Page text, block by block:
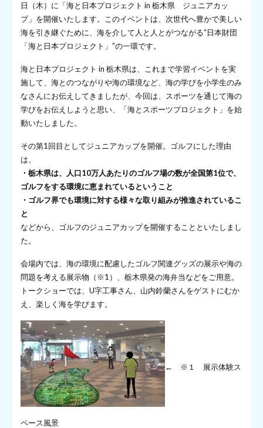
日（木）に「海と日本プロジェクト in 栃木県 ジュニアカッ
プ」を開催いたします。このイベントは、次世代へ豊かで美しい
海を引き継ぐために、海を介して人と人とがつながる“日本財団
「海と日本プロジェクト」”の一環です。
海と日本プロジェクト in 栃木県は、これまで学習イベントを実
施して、海とのつながりや海の環境など、海の学びを小学生のみ
なさんにお伝えしてきましたが、今回は、スポーツを通じて海の
学びをお伝えしようと思い、「海とスポーツプロジェクト」を始
動いたしました。
その第1回目としてジュニアカップを開催。ゴルフにした理由
は、
・栃木県は、人口10万人あたりのゴルフ場の数が全国第1位で、
ゴルフをする環境に恵まれているということ
・ゴルフ界でも環境に対する様々な取り組みが推進されているこ
と
などから、ゴルフのジュニアカップを開催することといたしまし
た。
会場内では、海の環境に配慮したゴルフ関連グッズの展示や海の
問題を考える展示物（※1）、栃木県発の海弁当などをご用意。
トークショーでは、U字工事さん、山内鈴蘭さんをゲストにむか
え、楽しく海を学びます。
← ※１ 展示体験ス
ペース風景